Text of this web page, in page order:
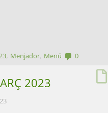
Menjador Menú 0
2023